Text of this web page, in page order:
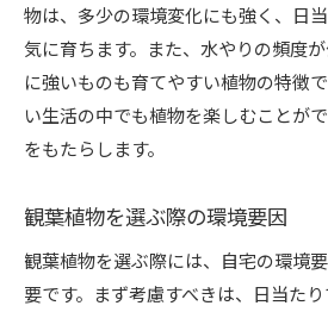
物は、多少の環境変化にも強く、日
気に育ちます。また、水やりの頻度
に強いものも育てやすい植物の特徴
い生活の中でも植物を楽しむことが
をもたらします。
観葉植物を選ぶ際の環境要因
観葉植物を選ぶ際には、自宅の環境
要です。まず考慮すべきは、日当た